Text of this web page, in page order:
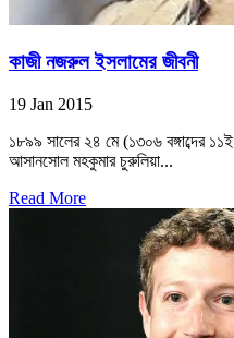
কাজী নজরুল ইসলামের জীবনী
19 Jan 2015
১৮৯৯ সালের ২৪ মে (১৩০৬ বঙ্গাব্দের ১১ই
আসানসোল মহকুমার চুরুলিয়া...
Read More